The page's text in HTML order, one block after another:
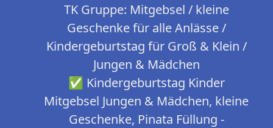
TK Gruppe: Mitgebsel / kleine
Geschenke für alle Anlässe /
Kindergeburtstag für Groß & Klein /
Jungen & Mädchen
✅ Kindergeburtstag Kinder
Mitgebsel Jungen & Mädchen, kleine
Geschenke, Pinata Füllung -